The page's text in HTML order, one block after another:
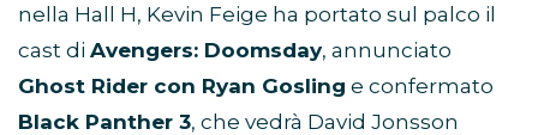
nella Hall H, Kevin Feige ha portato sul palco il
cast di Avengers: Doomsday, annunciato
Ghost Rider con Ryan Gosling e confermato
Black Panther 3, che vedrà David Jonsson